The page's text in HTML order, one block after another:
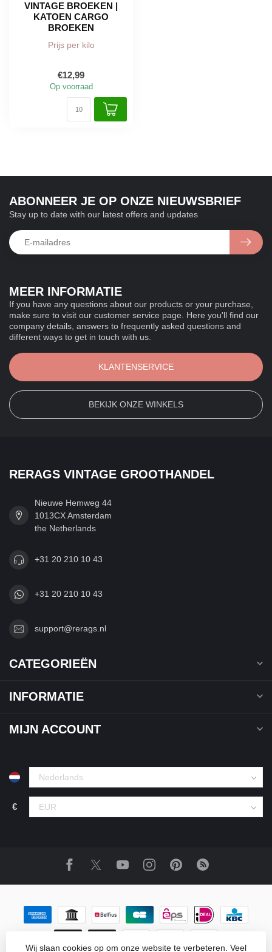
VINTAGE BROEKEN |
KATOEN CARGO
BROEKEN
Prijs per kilo
€12,99
Op voorraad
MEER INFORMATIE
If you have any questions about our products or your purchase,
make sure to visit our customer service page. Here you'll find our
company details, answers to frequently asked questions and
different ways to get in touch with us.
KLANTENSERVICE
BEKIJK ONZE WINKELS
ABONNEER JE OP ONZE NIEUWSBRIEF
Stay up to date with our latest offers and updates
RERAGS VINTAGE GROOTHANDEL
Nieuwe Hemweg 44
1013CX Amsterdam
the Netherlands
+31 20 210 10 43
+31 20 210 10 43
support@rerags.nl
CATEGORIEËN
INFORMATIE
MIJN ACCOUNT
€
Wij slaan cookies op om onze website te verbeteren. Veel